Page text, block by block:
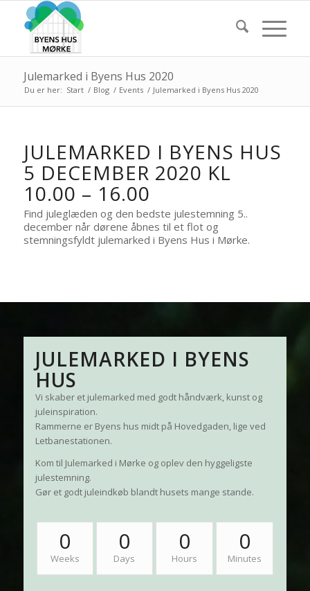
Julemarked i Byens Hus 2020
Du er her: Start / Blog / Events / Julemarked i Byens Hus 2020
JULEMARKED I BYENS HUS
5 DECEMBER 2020 KL
10.00 – 16.00
Find juleglæden og den bedste julestemning 5..
december når dørene åbnes til et flot og
stemningsfyldt julemarked i Byens Hus i Mørke.
JULEMARKED I BYENS
HUS
Vi skaber et julemarked med godt håndværk, kunst og
juleinspiration.
Rammerne er Byens hus midt på Hovedgaden, lige ved
Letbanestationen.
Kom til Julemarked i Mørke og oplev den hyggeligste
julestemning.
Gør et godt juleindkøb blandt husets mange stande.
0
Weeks
0
Days
0
Hours
0
Minutes